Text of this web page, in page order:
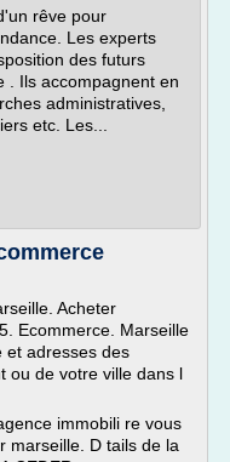
rêve pour
Les experts
des futurs
. Ils accompagnent en
administratives,
etc. Les...
Acheter
Ecommerce. Marseille
et adresses des
ou de votre ville dans l
immobili re vous
marseille. D tails de la